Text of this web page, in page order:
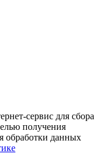
сервис для сбора
получения
обработки данных